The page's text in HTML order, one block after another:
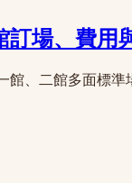
場、費用
館、二館多面標